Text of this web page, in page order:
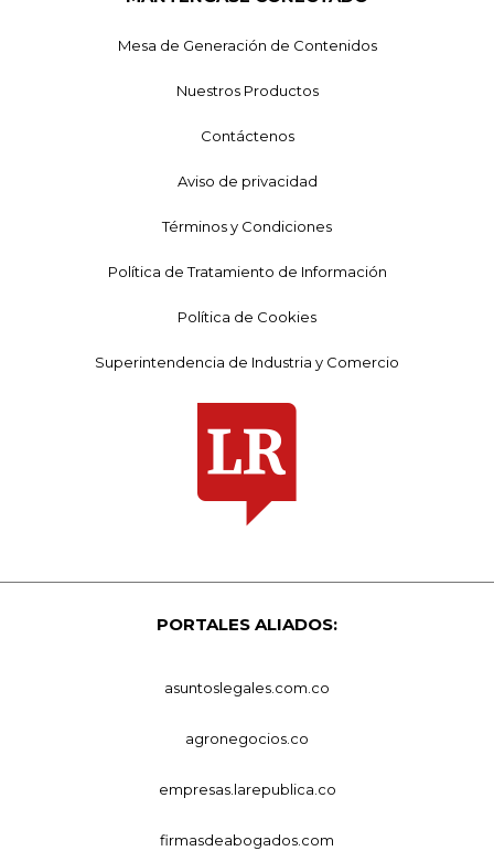
Mesa de Generación de Contenidos
Nuestros Productos
Contáctenos
Aviso de privacidad
Términos y Condiciones
Política de Tratamiento de Información
Política de Cookies
Superintendencia de Industria y Comercio
PORTALES ALIADOS:
asuntoslegales.com.co
agronegocios.co
empresas.larepublica.co
firmasdeabogados.com